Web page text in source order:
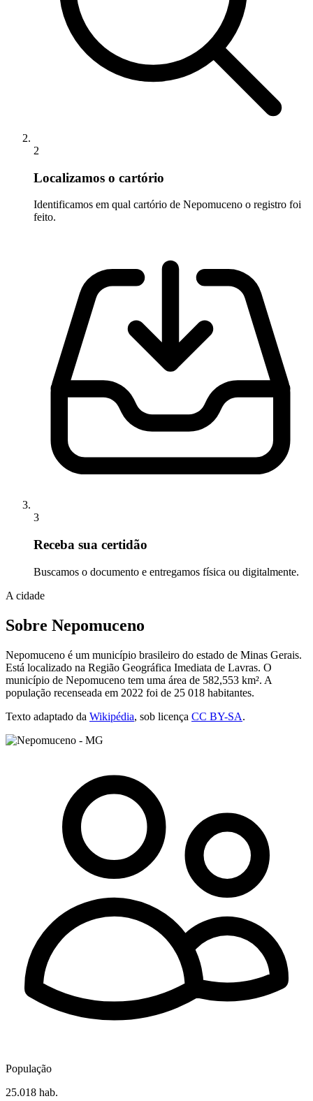
2
Localizamos o cartório
Identificamos em qual cartório de Nepomuceno o registro foi
feito.
3
Receba sua certidão
Buscamos o documento e entregamos física ou digitalmente.
A cidade
Sobre Nepomuceno
Nepomuceno é um município brasileiro do estado de Minas Gerais.
Está localizado na Região Geográfica Imediata de Lavras. O
município de Nepomuceno tem uma área de 582,553 km². A
população recenseada em 2022 foi de 25 018 habitantes.
Texto adaptado da Wikipédia, sob licença CC BY-SA.
População
25.018 hab.